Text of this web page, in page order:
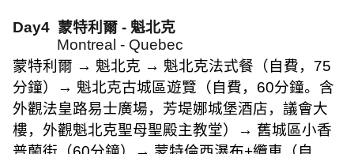
Day4 蒙特利爾 - 魁北克
Montreal - Quebec
蒙特利爾 → 魁北克 → 魁北克法式餐（自費， 75
分鐘）
→ 魁北克古城區遊覽（自費， 60分鐘。含
外觀法皇路易士廣場，芳堤娜城堡酒店，議會大
樓，外觀魁北克聖母聖殿主教堂）
→ 舊城區小香